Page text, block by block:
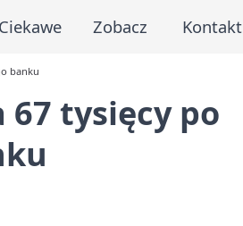
Ciekawe Zobacz Kontakt
banku
67 tysięcy po